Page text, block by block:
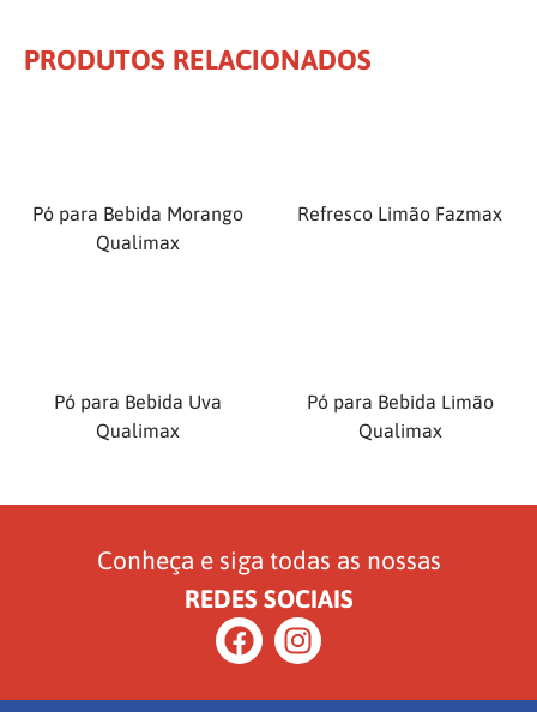
PRODUTOS RELACIONADOS
Pó para Bebida Morango
Qualimax
Refresco Limão Fazmax
Pó para Bebida Uva
Qualimax
Pó para Bebida Limão
Qualimax
Conheça e siga todas as nossas
REDES SOCIAIS